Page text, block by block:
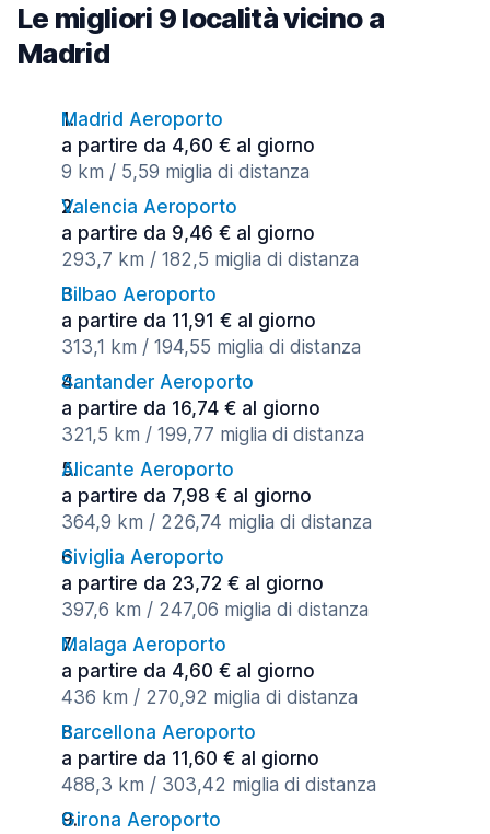
Le migliori 9 località vicino a
Madrid
Madrid Aeroporto
a partire da 4,60 € al giorno
9 km / 5,59 miglia di distanza
Valencia Aeroporto
a partire da 9,46 € al giorno
293,7 km / 182,5 miglia di distanza
Bilbao Aeroporto
a partire da 11,91 € al giorno
313,1 km / 194,55 miglia di distanza
Santander Aeroporto
a partire da 16,74 € al giorno
321,5 km / 199,77 miglia di distanza
Alicante Aeroporto
a partire da 7,98 € al giorno
364,9 km / 226,74 miglia di distanza
Siviglia Aeroporto
a partire da 23,72 € al giorno
397,6 km / 247,06 miglia di distanza
Malaga Aeroporto
a partire da 4,60 € al giorno
436 km / 270,92 miglia di distanza
Barcellona Aeroporto
a partire da 11,60 € al giorno
488,3 km / 303,42 miglia di distanza
Girona Aeroporto